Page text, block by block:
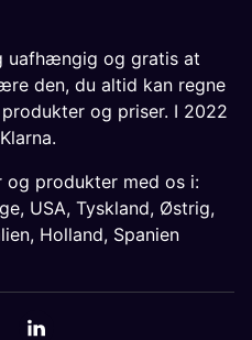
uafhængig og gratis at
den, du altid kan regne
og priser. I 2022
og produkter med os i:
, USA, Tyskland, Østrig,
, Holland, Spanien